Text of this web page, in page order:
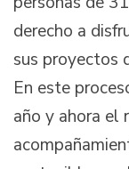
derecho a
sus proyectos
En este
año y ahora el